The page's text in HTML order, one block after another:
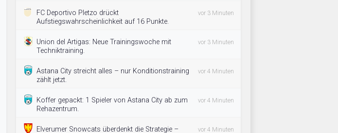
FC Deportivo Pletzo drückt
Aufstiegswahrscheinlichkeit auf 16 Punkte.
vor 3 Minuten
Union del Artigas: Neue Trainingswoche mit
Techniktraining.
vor 3 Minuten
Astana City streicht alles – nur Konditionstraining
zählt jetzt.
vor 4 Minuten
Koffer gepackt: 1 Spieler von Astana City ab zum
Rehazentrum.
vor 4 Minuten
Elverumer Snowcats überdenkt die Strategie –
vor 4 Minuten